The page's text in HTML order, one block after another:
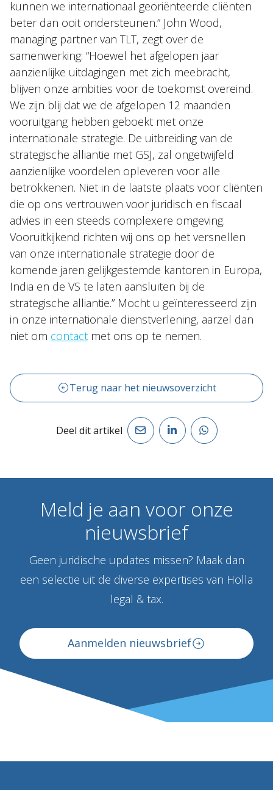
kunnen we internationaal georiënteerde cliënten
beter dan ooit ondersteunen.” John Wood,
managing partner van TLT, zegt over de
samenwerking: “Hoewel het afgelopen jaar
aanzienlijke uitdagingen met zich meebracht,
blijven onze ambities voor de toekomst overeind.
We zijn blij dat we de afgelopen 12 maanden
vooruitgang hebben geboekt met onze
internationale strategie. De uitbreiding van de
strategische alliantie met GSJ, zal ongetwijfeld
aanzienlijke voordelen opleveren voor alle
betrokkenen. Niet in de laatste plaats voor cliënten
die op ons vertrouwen voor juridisch en fiscaal
advies in een steeds complexere omgeving.
Vooruitkijkend richten wij ons op het versnellen
van onze internationale strategie door de
komende jaren gelijkgestemde kantoren in Europa,
India en de VS te laten aansluiten bij de
strategische alliantie.” Mocht u geïnteresseerd zijn
in onze internationale dienstverlening, aarzel dan
niet om contact met ons op te nemen.
Terug naar het nieuwsoverzicht
Deel dit artikel
Meld je aan voor onze
nieuwsbrief
Geen juridische updates missen? Maak dan
een selectie uit de diverse expertises van Holla
legal & tax.
Aanmelden nieuwsbrief